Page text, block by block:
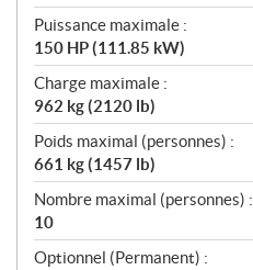
Puissance maximale :
150 HP (111.85 kW)
Charge maximale :
962 kg (2120 lb)
Poids maximal (personnes) :
661 kg (1457 lb)
Nombre maximal (personnes) :
10
Optionnel (Permanent) :